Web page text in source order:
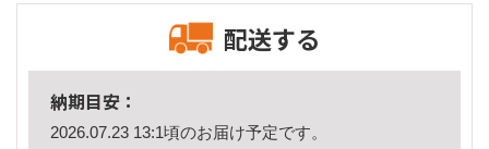
配送する
納期目安：
2026.07.23 13:1頃のお届け予定です。